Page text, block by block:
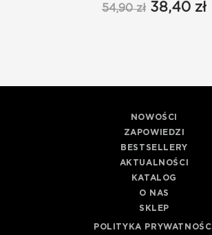
54,90 zł 38,40 zł
NOWOŚCI
ZAPOWIEDZI
BESTSELLERY
AKTUALNOŚCI
KATALOG
O NAS
SKLEP
POLITYKA PRYWATNOŚCI